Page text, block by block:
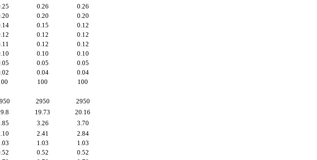
0.26
0.26
0.20
0.20
0.15
0.12
0.12
0.12
0.12
0.12
0.10
0.10
0.05
0.05
0.04
0.04
100
100
2950
2950
19.73
20.16
3.26
3.70
2.41
2.84
1.03
1.03
0.52
0.52